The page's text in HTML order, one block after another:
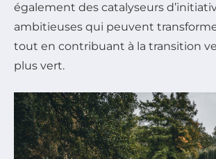
également des catalyseurs
ambitieuses qui peuvent
tout en contribuant à la transition
plus vert.